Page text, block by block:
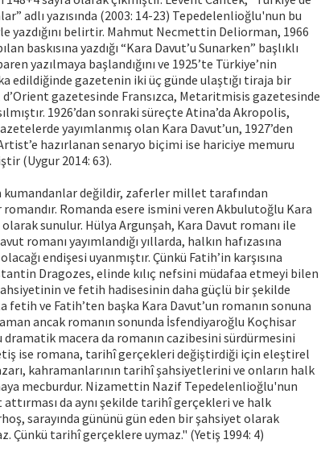
adlı yazısında (2003: 14-23) Tepedelenlioğlu'nun bu
yazdığını belirtir. Mahmut Necmettin Deliorman, 1966
baskısına yazdığı “Kara Davut’u Sunarken” başlıklı
yazılmaya başlandığını ve 1925’te Türkiye’nin
edildiğinde gazetenin iki üç günde ulaştığı tiraja bir
d’Orient gazetesinde Fransızca, Metaritmisis gazetesinde
1926’dan sonraki süreçte Atina’da Akropolis,
yayımlanmış olan Kara Davut’un, 1927’den
hazırlanan senaryo biçimi ise hariciye memuru
(Uygur 2014: 63).
kumandanlar değildir, zaferler millet tarafından
Romanda esere ismini veren Akbulutoğlu Kara
sunulur. Hülya Argunşah, Kara Davut romanı ile
romanı yayımlandığı yıllarda, halkın hafızasına
endişesi uyanmıştır. Çünkü Fatih’in karşısına
Dragozes, elinde kılıç nefsini müdafaa etmeyi bilen
ve fetih hadisesinin daha güçlü bir şekilde
fetih ve Fatih’ten başka Kara Davut’un romanın sonuna
ancak romanın sonunda İsfendiyaroğlu Koçhisar
dramatik macera da romanın cazibesini sürdürmesini
ise romana, tarihî gerçekleri değiştirdiği için eleştirel
kahramanlarının tarihî şahsiyetlerini ve onların halk
mecburdur. Nizamettin Nazif Tepedelenlioğlu'nun
da aynı şekilde tarihî gerçekleri ve halk
sarayında gününü gün eden bir şahsiyet olarak
Çünkü tarihî gerçeklere uymaz." (Yetiş 1994: 4)